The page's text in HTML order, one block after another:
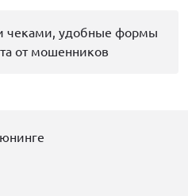
чеками, удобные формы
от мошенников